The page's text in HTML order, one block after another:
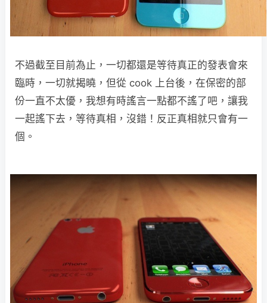
不過截至目前為止，一切都還是等待真正的發表會來
臨時，一切就揭曉，但從 cook 上台後，在保密的部
份一直不太優，我想有時謠言一點都不謠了吧，讓我
一起謠下去，等待真相，沒錯！反正真相就只會有一
個。